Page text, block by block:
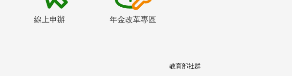
線上申辦 年金改革專區
教育部社群